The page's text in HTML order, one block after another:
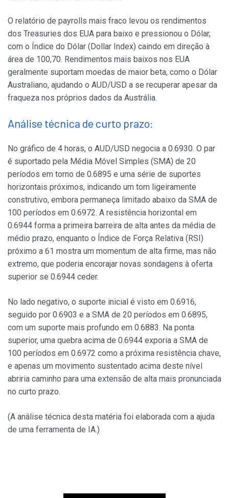
O relatório de payrolls mais fraco levou os rendimentos
dos Treasuries dos EUA para baixo e pressionou o Dólar,
com o Índice do Dólar (Dollar Index) caindo em direção à
área de 100,70. Rendimentos mais baixos nos EUA
geralmente suportam moedas de maior beta, como o Dólar
Australiano, ajudando o AUD/USD a se recuperar apesar da
fraqueza nos próprios dados da Austrália.
Análise técnica de curto prazo:
No gráfico de 4 horas, o AUD/USD negocia a 0.6930. O par
é suportado pela Média Móvel Simples (SMA) de 20
períodos em torno de 0.6895 e uma série de suportes
horizontais próximos, indicando um tom ligeiramente
construtivo, embora permaneça limitado abaixo da SMA de
100 períodos em 0.6972. A resistência horizontal em
0.6944 forma a primeira barreira de alta antes da média de
médio prazo, enquanto o Índice de Força Relativa (RSI)
próximo a 61 mostra um momentum de alta firme, mas não
extremo, que poderia encorajar novas sondagens à oferta
superior se 0.6944 ceder.
No lado negativo, o suporte inicial é visto em 0.6916,
seguido por 0.6903 e a SMA de 20 períodos em 0.6895,
com um suporte mais profundo em 0.6883. Na ponta
superior, uma quebra acima de 0.6944 exporia a SMA de
100 períodos em 0.6972 como a próxima resistência chave,
e apenas um movimento sustentado acima deste nível
abriria caminho para uma extensão de alta mais pronunciada
no curto prazo.
(A análise técnica desta matéria foi elaborada com a ajuda
de uma ferramenta de IA.)